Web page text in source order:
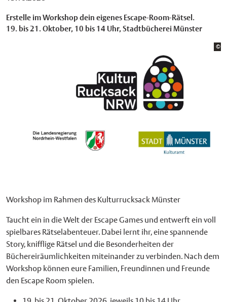
Erstelle im Workshop dein eigenes Escape-Room-Rätsel.
19. bis 21. Oktober, 10 bis 14 Uhr, Stadtbücherei Münster
©
Workshop im Rahmen des Kulturrucksack Münster
Taucht ein in die Welt der Escape Games und entwerft ein voll
spielbares Rätselabenteuer. Dabei lernt ihr, eine spannende
Story, knifflige Rätsel und die Besonderheiten der
Büchereiräumlichkeiten miteinander zu verbinden. Nach dem
Workshop können eure Familien, Freundinnen und Freunde
den Escape Room spielen.